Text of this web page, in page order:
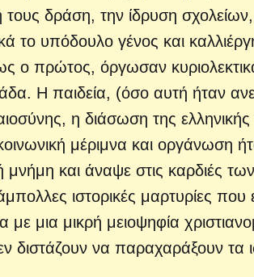
τους δράση, την ίδρυση
το υπόδουλο γένος και
ο πρώτος, όργωσαν
Η παιδεία, (όσο αυτή ήταν
η διάσωση της ελληνικής
μέριμνα και οργάνωση
μνήμη και άναψε στις καρδιές
ιστορικές μαρτυρίες
με μια μικρή μειοψηφία
διστάζουν να παραχαράξουν τα